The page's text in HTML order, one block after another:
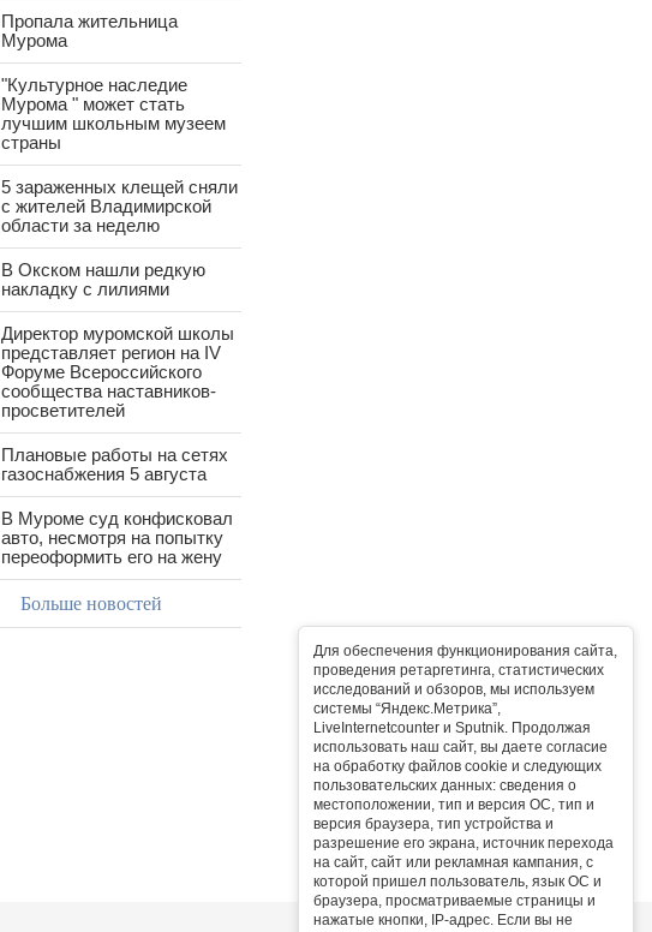
Для обеспечения функционирования сайта,
проведения ретаргетинга, статистических
исследований и обзоров, мы используем
системы “Яндекс.Метрика”,
LiveInternetcounter и Sputnik. Продолжая
использовать наш сайт, вы даете согласие
на обработку файлов cookie и следующих
пользовательских данных: сведения о
местоположении, тип и версия ОС, тип и
версия браузера, тип устройства и
разрешение его экрана, источник перехода
на сайт, сайт или рекламная кампания, с
которой пришел пользователь, язык ОС и
браузера, просматриваемые страницы и
нажатые кнопки, IP-адрес. Если вы не
Пропала жительница
Мурома
"Культурное наследие
Мурома " может стать
лучшим школьным музеем
страны
5 зараженных клещей сняли
с жителей Владимирской
области за неделю
В Окском нашли редкую
накладку с лилиями
Директор муромской школы
представляет регион на IV
Форуме Всероссийского
сообщества наставников-
просветителей
Плановые работы на сетях
газоснабжения 5 августа
В Муроме суд конфисковал
авто, несмотря на попытку
переоформить его на жену
Больше новостей